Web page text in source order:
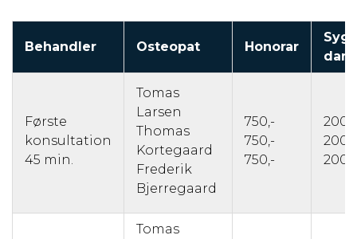
Behandler Osteopat Honorar
Første
konsultation
45 min.
Tomas
Larsen
Thomas
Kortegaard
Frederik
Bjerregaard
750,-
750,-
750,-
Tomas